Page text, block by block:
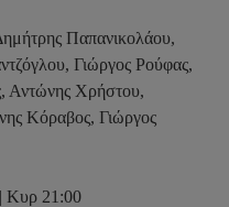
Παπανικολάου,
Γιώργος Ρούφας,
Αντώνης Χρήστου,
Κόραβος, Γιώργος
Κυρ 21:00